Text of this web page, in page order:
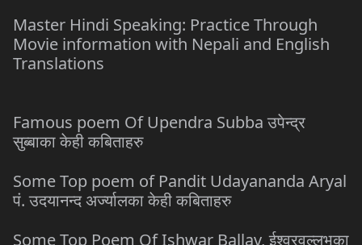
Master Hindi Speaking: Practice Through
Movie information with Nepali and English
Translations
Famous poem Of Upendra Subba उपेन्द्र
सुब्बाका केही कबिताहरु
Some Top poem of Pandit Udayananda Aryal
पं. उदयानन्द अर्ज्यालका केही कबिताहरु
Some Top Poem Of Ishwar Ballav, ईश्वरवल्लभका